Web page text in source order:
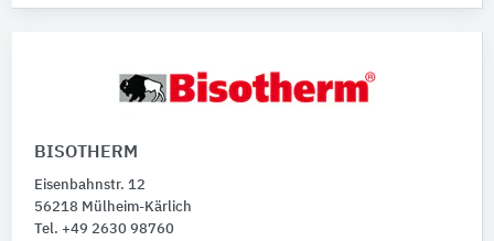
BISOTHERM
Eisenbahnstr. 12
56218 Mülheim-Kärlich
Tel. +49 2630 98760